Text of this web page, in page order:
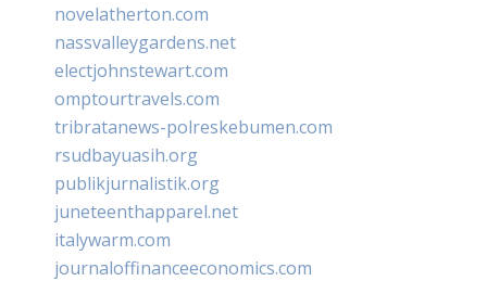
novelatherton.com
nassvalleygardens.net
electjohnstewart.com
omptourtravels.com
tribratanews-polreskebumen.com
rsudbayuasih.org
publikjurnalistik.org
juneteenthapparel.net
italywarm.com
journaloffinanceeconomics.com